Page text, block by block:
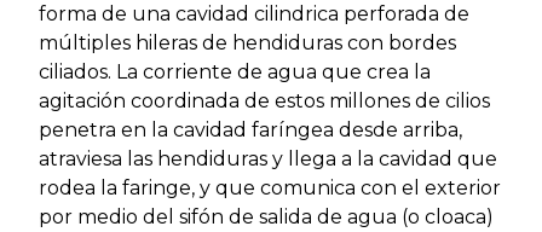
forma de una cavidad cilindrica perforada de
múltiples hileras de hendiduras con bordes
ciliados. La corriente de agua que crea la
agitación coordinada de estos millones de cilios
penetra en la cavidad faríngea desde arriba,
atraviesa las hendiduras y llega a la cavidad que
rodea la faringe, y que comunica con el exterior
por medio del sifón de salida de agua (o cloaca)